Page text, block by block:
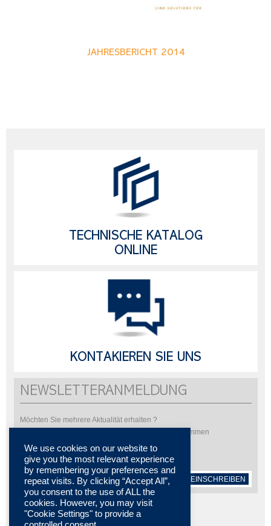
JAHRESBERICHT 2014
TECHNISCHE KATALOG
ONLINE
KONTAKIEREN SIE UNS
NEWSLETTERANMELDUNG
Möchten Sie mehrere Aktualität erhalten ?
Bitte abonnieren Sie um unsere Newsletter zu bekommen
EINSCHREIBEN
We use cookies on our website to
give you the most relevant experience
by remembering your preferences and
repeat visits. By clicking “Accept All”,
you consent to the use of ALL the
cookies. However, you may visit
"Cookie Settings" to provide a